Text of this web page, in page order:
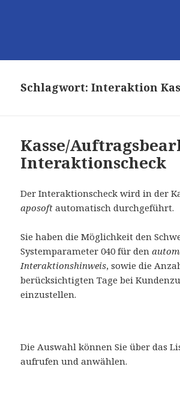
Schlagwort:Interaktion
Kasse/
Interaktionscheck
Der Interaktionscheck wird in der
aposoftautomatisch durchgeführt.
Sie haben die Möglichkeit den
Systemparameter 040 für den
Interaktionshinweis, sowie die
berücksichtigten Tage bei
einzustellen.
Die Auswahl können Sie über das
aufrufen und anwählen.